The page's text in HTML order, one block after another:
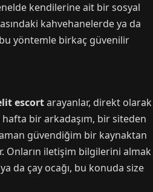
kendilerine ait bir sosyal
kahvehanelerde ya da
yöntemle birkaç güvenilir
escortarayanlar, direkt olarak
bir arkadaşım, bir siteden
güvendiğim bir kaynaktan
Onların iletişim bilgilerini almak
da çay ocağı, bu konuda size